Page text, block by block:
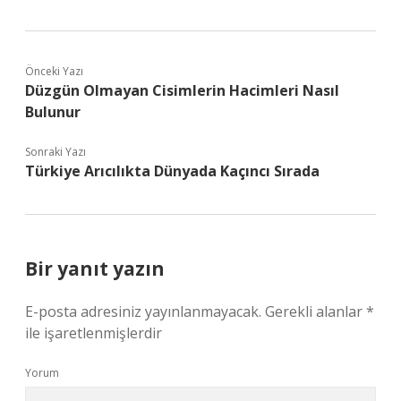
Önceki Yazı
Düzgün Olmayan Cisimlerin Hacimleri Nasıl
Bulunur
Sonraki Yazı
Türkiye Arıcılıkta Dünyada Kaçıncı Sırada
Bir yanıt yazın
E-posta adresiniz yayınlanmayacak. Gerekli alanlar*
ile işaretlenmişlerdir
Yorum